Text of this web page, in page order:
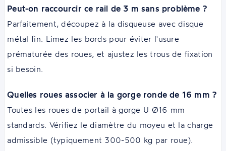
Peut-on raccourcir ce rail de 3 m sans problème ?
Parfaitement, découpez à la disqueuse avec disque
métal fin. Limez les bords pour éviter l'usure
prématurée des roues, et ajustez les trous de fixation
si besoin.
Quelles roues associer à la gorge ronde de 16 mm ?
Toutes les roues de portail à gorge U Ø16 mm
standards. Vérifiez le diamètre du moyeu et la charge
admissible (typiquement 300-500 kg par roue).